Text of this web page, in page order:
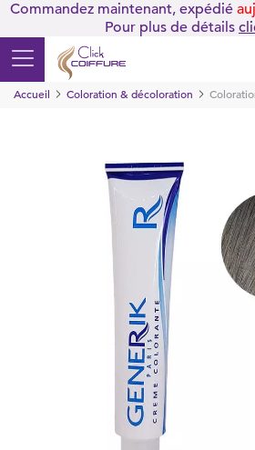
Commandez maintenant, expédié
Pour plus de détails
Accueil
Coloration & décoloration